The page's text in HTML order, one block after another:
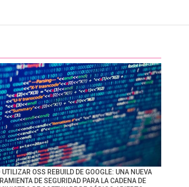
UTILIZAR OSS REBUILD DE GOOGLE: UNA NUEVA
DE SEGURIDAD PARA LA CADENA DE